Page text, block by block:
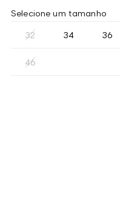
Selecione um tamanho
32 34 36
46